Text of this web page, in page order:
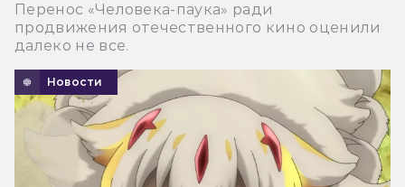
Перенос «Человека-паука» ради
продвижения отечественного кино оценили
далеко не все.
Новости